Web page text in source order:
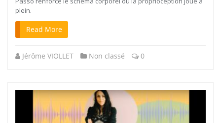
plein.
Read More
Jérôme VIOLLET Non classé 0